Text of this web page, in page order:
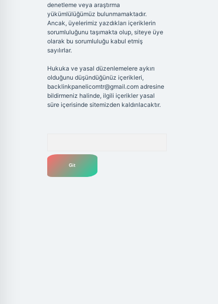
denetleme veya araştırma
yükümlülüğümüz bulunmamaktadır.
Ancak, üyelerimiz yazdıkları içeriklerin
sorumluluğunu taşımakta olup, siteye üye
olarak bu sorumluluğu kabul etmiş
sayılırlar.
Hukuka ve yasal düzenlemelere aykırı
olduğunu düşündüğünüz içerikleri,
backlinkpanelicomtr@gmail.comadresine
bildirmeniz halinde, ilgili içerikler yasal
süre içerisinde sitemizden kaldırılacaktır.